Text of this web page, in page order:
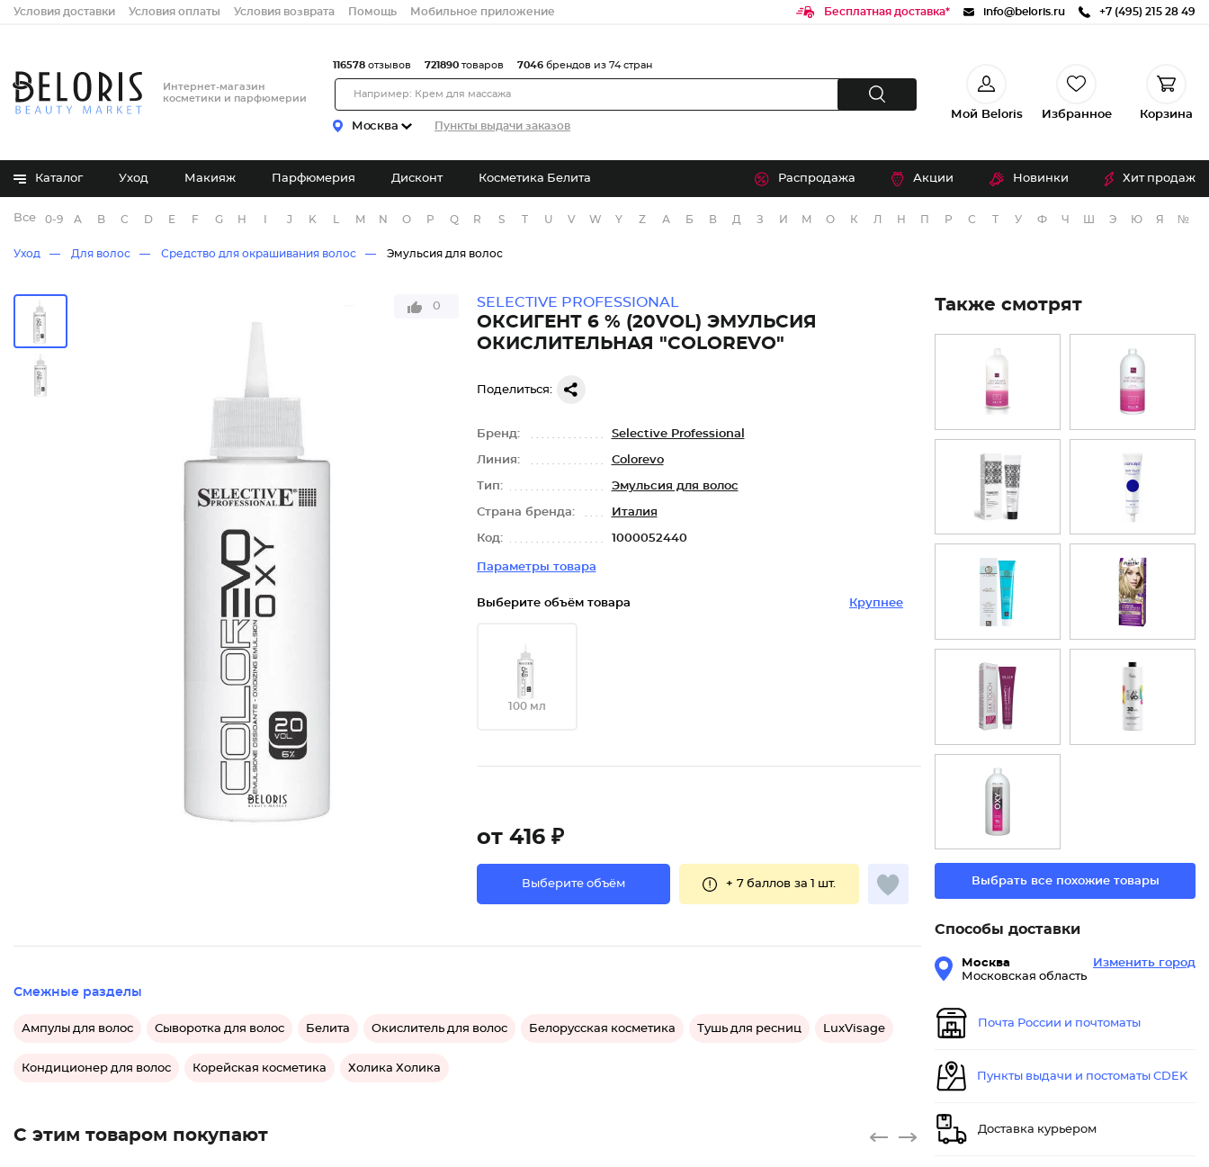
Условия доставки Условия оплаты Условия возврата Помощь Мобильное приложение Бесплатная доставка* info@beloris.ru +7 (495) 215 28 49
Интернет-магазин
косметики и парфюмерии
Москва Пункты выдачи заказов
116578 отзывов 721890 товаров 7046 брендов из 74 стран
Мой Beloris Избранное Корзина
Каталог Уход Макияж Парфюмерия Дисконт Косметика Белита Распродажа Акции Новинки Хит продаж
Все бренды
0-9 A B C D E F G H J K M N O P Q R S T U V W Y Z А Б В Д З И М О К Л Н П Р С Т У Ф Ч Э Ю Я №
Уход Для волос Средство для окрашивания волос Эмульсия для волос
0 SELECTIVE PROFESSIONAL
ОКСИГЕНТ 6 % (20VOL) ЭМУЛЬСИЯ
ОКИСЛИТЕЛЬНАЯ "COLOREVO"
Поделиться:
Бренд: Selective Professional
Линия: Colorevo
Тип: Эмульсия для волос
Страна бренда: Италия
Код: 1000052440
Параметры товара
Выберите объём товара Крупнее
100 мл
от 416 ₽
Выберите объём + 7 баллов за 1 шт.
Смежные разделы
Ампулы для волос Сыворотка для волос Белита Окислитель для волос Белорусская косметика Тушь для ресниц LuxVisage
Кондиционер для волос Корейская косметика Холика Холика
С этим товаром покупают
Также смотрят
Выбрать все похожие товары
Способы доставки
Москва
Московская область
Изменить город
Почта России и почтоматы
Пункты выдачи и постоматы CDEK
Доставка курьером